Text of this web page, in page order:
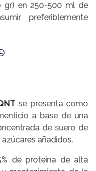
gr) en 250-500 ml de
preferiblemente
se presenta como
a base de una
de suero de
añadidos.
de proteína de alta